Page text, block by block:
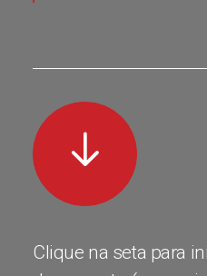
Clique na seta para